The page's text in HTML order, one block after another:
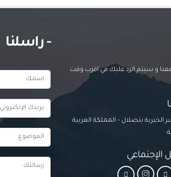
معنا و سيتم الرد عليك في اقرب وقت
الخيرية بتصلال – المملكة العربية
الإجتماعي
- راسلنا